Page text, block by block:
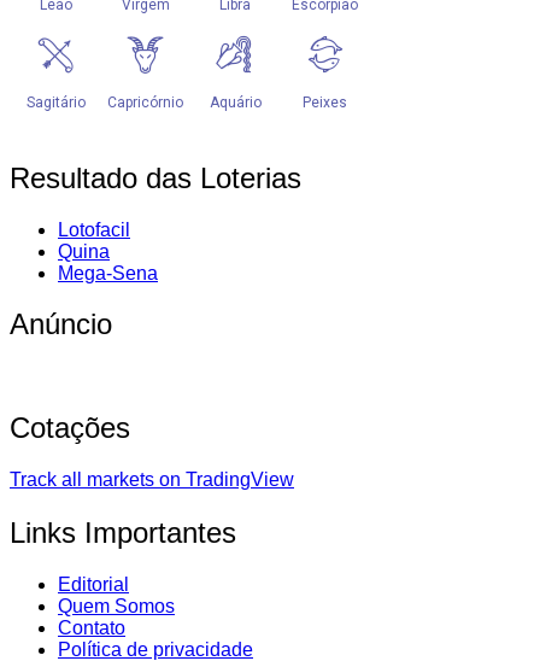
Resultado das Loterias
Lotofacil
Quina
Mega-Sena
Anúncio
Cotações
Track all markets on TradingView
Links Importantes
Editorial
Quem Somos
Contato
Política de privacidade